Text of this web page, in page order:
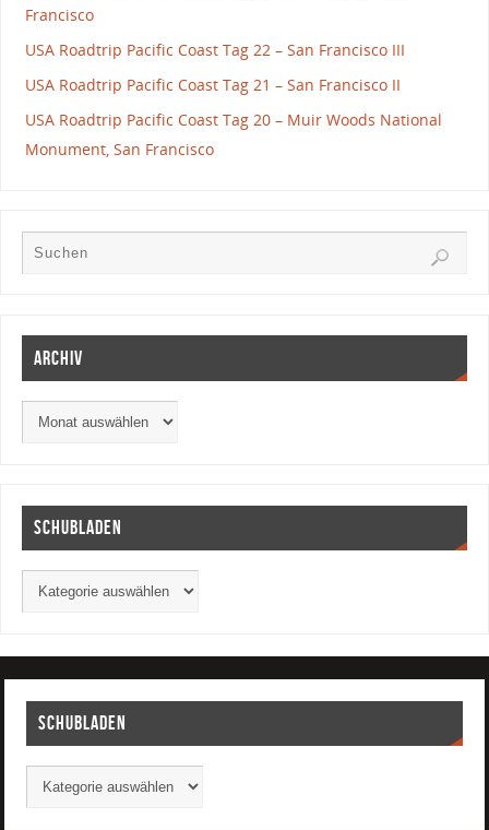
Francisco
USA Roadtrip Pacific Coast Tag 22 – San Francisco III
USA Roadtrip Pacific Coast Tag 21 – San Francisco II
USA Roadtrip Pacific Coast Tag 20 – Muir Woods National
Monument, San Francisco
Archiv
Schubladen
Schubladen